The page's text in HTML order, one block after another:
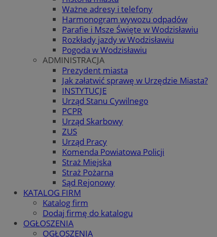
Ważne adresy i telefony
Harmonogram wywozu odpadów
Parafie i Msze Święte w Wodzisławiu
Rozkłady jazdy w Wodzisławiu
Pogoda w Wodzisławiu
ADMINISTRACJA
Prezydent miasta
Jak załatwić sprawę w Urzędzie Miasta?
INSTYTUCJE
Urząd Stanu Cywilnego
PCPR
Urząd Skarbowy
ZUS
Urząd Pracy
Komenda Powiatowa Policji
Straż Miejska
Straż Pożarna
Sąd Rejonowy
KATALOG FIRM
Katalog firm
Dodaj firmę do katalogu
OGŁOSZENIA
OGŁOSZENIA